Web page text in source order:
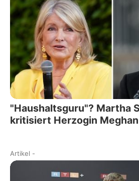
"Haushaltsguru"? Martha
kritisiert Herzogin Meghan
Artikel -